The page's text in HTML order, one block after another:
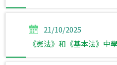
21/10/2025
《憲法》和《基本法》中